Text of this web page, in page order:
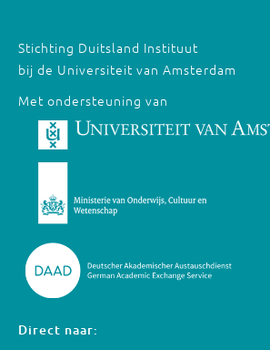
Stichting Duitsland Instituut
bij de Universiteit van Amsterdam
Met ondersteuning van
Direct naar: